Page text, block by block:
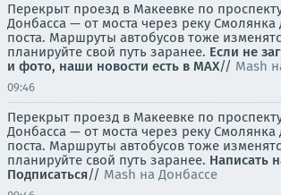
Перекрыт проезд в Макеевке по
Донбасса — от моста через реку Смолянка
поста. Маршруты автобусов тоже
планируйте свой путь заранее. Если не
и фото, наши новости есть в MAX// Mash
09:46
Перекрыт проезд в Макеевке по
Донбасса — от моста через реку Смолянка
поста. Маршруты автобусов тоже
планируйте свой путь заранее. Написать
Подписаться// Mash на Донбассе